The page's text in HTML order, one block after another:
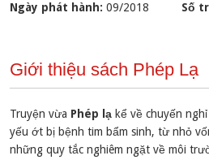
Ngày phát hành:09/2018 Số
Giới thiệu sách Phép Lạ
Truyện vừa Phép lạ kể về chuyến
yếu ớt bị bệnh tim bẩm sinh, từ nhỏ
những quy tắc nghiêm ngặt về môi